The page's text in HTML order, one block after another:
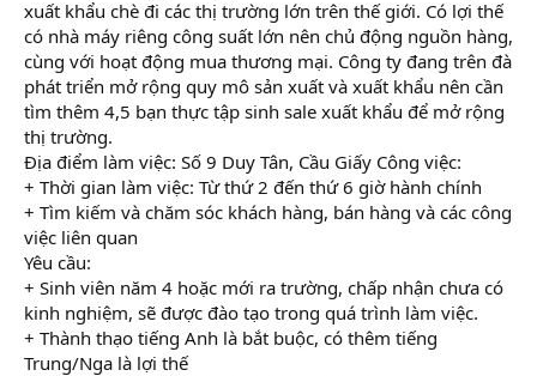
xuất khẩu chè đi các thị trường lớn trên thế giới. Có lợi thế
có nhà máy riêng công suất lớn nên chủ động nguồn hàng,
cùng với hoạt động mua thương mại. Công ty đang trên đà
phát triển mở rộng quy mô sản xuất và xuất khẩu nên cần
tìm thêm 4,5 bạn thực tập sinh sale xuất khẩu để mở rộng
thị trường.
Địa điểm làm việc: Số 9 Duy Tân, Cầu Giấy Công việc:
+ Thời gian làm việc: Từ thứ 2 đến thứ 6 giờ hành chính
+ Tìm kiếm và chăm sóc khách hàng, bán hàng và các công
việc liên quan
Yêu cầu:
+ Sinh viên năm 4 hoặc mới ra trường, chấp nhận chưa có
kinh nghiệm, sẽ được đào tạo trong quá trình làm việc.
+ Thành thạo tiếng Anh là bắt buộc, có thêm tiếng
Trung/Nga là lợi thế